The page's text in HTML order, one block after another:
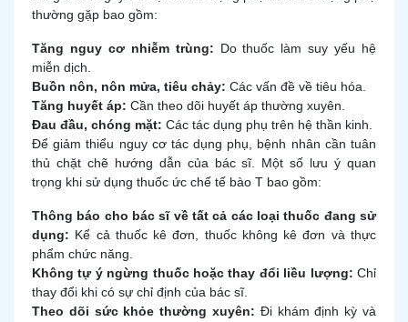
thường gặp bao gồm:
Tăng nguy cơ nhiễm trùng: Do thuốc làm suy yếu hệ
miễn dịch.
Buồn nôn, nôn mửa, tiêu chảy: Các vấn đề về tiêu hóa.
Tăng huyết áp: Cần theo dõi huyết áp thường xuyên.
Đau đầu, chóng mặt: Các tác dụng phụ trên hệ thần kinh.
Để giảm thiểu nguy cơ tác dụng phụ, bệnh nhân cần tuân
thủ chặt chẽ hướng dẫn của bác sĩ. Một số lưu ý quan
trọng khi sử dụng thuốc ức chế tế bào T bao gồm:
Thông báo cho bác sĩ về tất cả các loại thuốc đang sử
dụng: Kể cả thuốc kê đơn, thuốc không kê đơn và thực
phẩm chức năng.
Không tự ý ngừng thuốc hoặc thay đổi liều lượng: Chỉ
thay đổi khi có sự chỉ định của bác sĩ.
Theo dõi sức khỏe thường xuyên: Đi khám định kỳ và